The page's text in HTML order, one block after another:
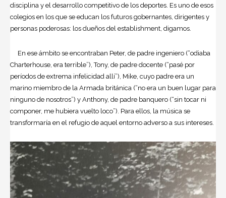
disciplina y el desarrollo competitivo de los deportes. Es uno de esos
colegios en los que se educan los futuros gobernantes, dirigentes y
personas poderosas: los dueños del establishment, digamos.
En ese ámbito se encontraban Peter, de padre ingeniero (“odiaba
Charterhouse, era terrible”), Tony, de padre docente (“pasé por
períodos de extrema infelicidad allí”), Mike, cuyo padre era un
marino miembro de la Armada británica (“no era un buen lugar para
ninguno de nosotros”) y Anthony, de padre banquero (“sin tocar ni
componer, me hubiera vuelto loco”). Para ellos, la música se
transformaría en el refugio de aquel entorno adverso a sus intereses.